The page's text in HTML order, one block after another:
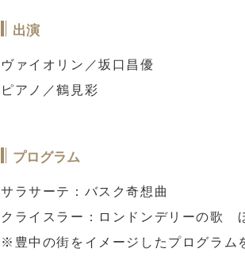
出演
ヴァイオリン／坂口昌優
ピアノ／鶴見彩
プログラム
サラサーテ：バスク奇想曲
クライスラー：ロンドンデリーの歌
※豊中の街をイメージしたプログラム